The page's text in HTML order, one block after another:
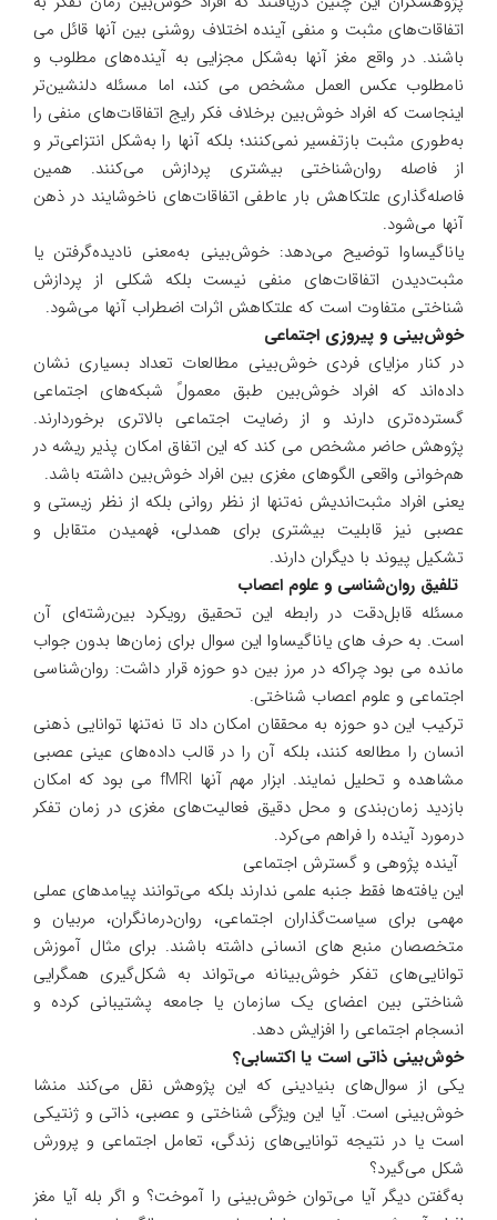
اتفاقات‌های مثبت و منفی آینده اختلاف روشنی بین آنها قائل می
باشند. در واقع مغز آنها به‌شکل مجزایی به آینده‌های مطلوب و
نامطلوب عکس العمل مشخص می کند، اما مسئله دلنشین‌تر
اینجاست که افراد خوش‌بین برخلاف فکر رایج اتفاقات‌های منفی را
به‌طوری مثبت بازتفسیر نمی‌کنند؛ بلکه آنها را به‌شکل انتزاعی‌تر و
از فاصله روان‌شناختی بیشتری پردازش می‌کنند. همین
فاصله‌گذاری علتکاهش بار عاطفی اتفاقات‌های ناخوشایند در ذهن
آنها می‌شود.
یاناگیساوا توضیح می‌دهد: خوش‌بینی به‌معنی نادیده‌گرفتن یا
مثبت‌دیدن اتفاقات‌های منفی نیست بلکه شکلی از پردازش
شناختی متفاوت است که علتکاهش اثرات اضطراب آنها می‌شود.
خوش‌بینی و پیروزی اجتماعی
در کنار مزایای فردی خوش‌بینی مطالعات تعداد بسیاری نشان
داده‌اند که افراد خوش‌بین طبق معمولً شبکه‌های اجتماعی
گسترده‌تری دارند و از رضایت اجتماعی بالاتری برخوردارند.
پژوهش حاضر مشخص می کند که این اتفاق امکان پذیر ریشه در
هم‌خوانی واقعی الگو‌های مغزی بین افراد خوش‌بین داشته باشد.
یعنی افراد مثبت‌اندیش نه‌تنها از نظر روانی بلکه از نظر زیستی و
عصبی نیز قابلیت بیشتری برای همدلی، فهمیدن متقابل و
تشکیل پیوند با دیگران دارند.
تلفیق روان‌شناسی و علوم اعصاب
مسئله قابل‌دقت در رابطه این تحقیق رویکرد بین‌رشته‌ای آن
است. به حرف های یاناگیساوا این سوال برای زمان‌ها بدون جواب
مانده می بود چراکه در مرز بین دو حوزه قرار داشت: روان‌شناسی
اجتماعی و علوم اعصاب شناختی.
ترکیب این دو حوزه به محققان امکان داد تا نه‌تنها توانایی ذهنی
انسان را مطالعه کنند، بلکه آن را در قالب داده‌های عینی عصبی
مشاهده و تحلیل نمایند. ابزار مهم آنها fMRI می بود که امکان
بازدید زمان‌بندی و محل دقیق فعالیت‌های مغزی در زمان تفکر
درمورد آینده را فراهم می‌کرد.
آینده پژوهی و گسترش اجتماعی
این یافته‌ها فقط جنبه علمی ندارند بلکه می‌توانند پیامد‌های عملی
مهمی برای سیاست‌گذاران اجتماعی، روان‌درمانگران، مربیان و
متخصصان منبع های انسانی داشته باشند. برای مثال آموزش
توانایی‌های تفکر خوش‌بینانه می‌تواند به شکل‌گیری همگرایی
شناختی بین اعضای یک سازمان یا جامعه پشتیبانی کرده و
انسجام اجتماعی را افزایش دهد.
خوش‌بینی ذاتی است یا اکتسابی؟
یکی از سوال‌های بنیادینی که این پژوهش نقل می‌کند منشا
خوش‌بینی است. آیا این ویژگی شناختی و عصبی، ذاتی و ژنتیکی
است یا در نتیجه توانایی‌های زندگی، تعامل اجتماعی و پرورش
شکل می‌گیرد؟
به‌گفتن دیگر آیا می‌توان خوش‌بینی را آموخت؟ و اگر بله آیا مغز